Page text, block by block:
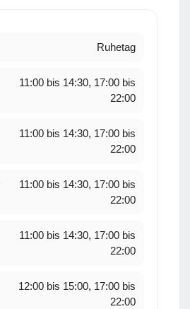
Ruhetag
11:00 bis 14:30, 17:00 bis
22:00
11:00 bis 14:30, 17:00 bis
22:00
11:00 bis 14:30, 17:00 bis
22:00
11:00 bis 14:30, 17:00 bis
22:00
12:00 bis 15:00, 17:00 bis
22:00